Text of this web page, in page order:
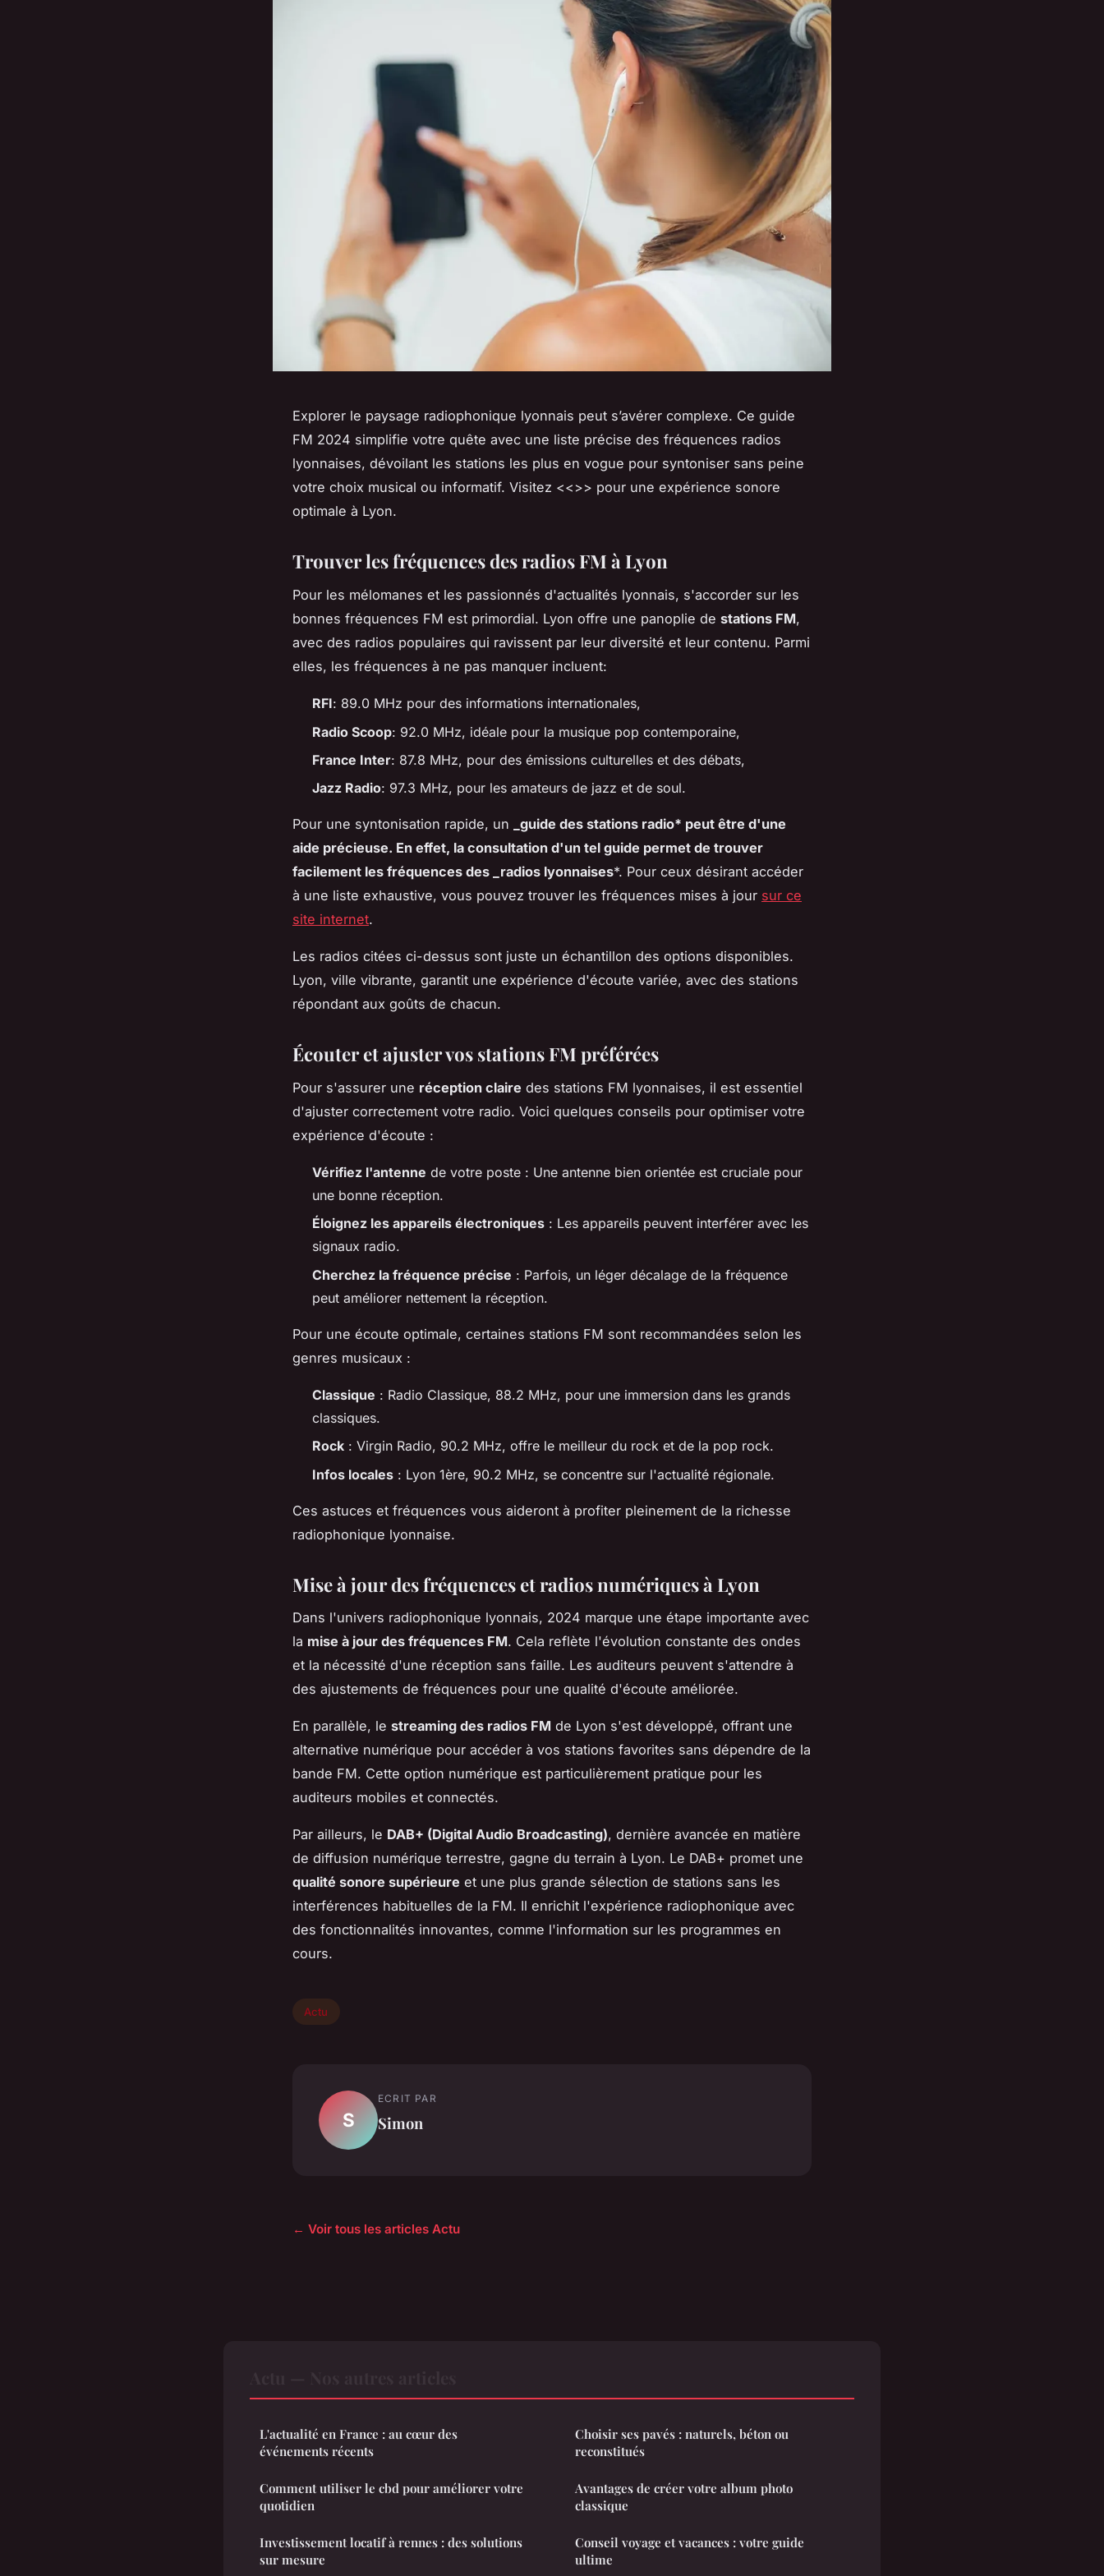
Explorer le paysage radiophonique lyonnais peut s’avérer complexe. Ce guide
FM 2024 simplifie votre quête avec une liste précise des fréquences radios
lyonnaises, dévoilant les stations les plus en vogue pour syntoniser sans peine
votre choix musical ou informatif. Visitez <<>> pour une expérience sonore
optimale à Lyon.
Trouver les fréquences des radios FM à Lyon
Pour les mélomanes et les passionnés d'actualités lyonnais, s'accorder sur les
bonnes fréquences FM est primordial. Lyon offre une panoplie de stations FM,
avec des radios populaires qui ravissent par leur diversité et leur contenu. Parmi
elles, les fréquences à ne pas manquer incluent:
RFI: 89.0 MHz pour des informations internationales,
Radio Scoop: 92.0 MHz, idéale pour la musique pop contemporaine,
France Inter: 87.8 MHz, pour des émissions culturelles et des débats,
Jazz Radio: 97.3 MHz, pour les amateurs de jazz et de soul.
Pour une syntonisation rapide, un
_guide des stations radio* peut être d'une
aide précieuse. En effet, la consultation d'un tel guide permet de trouver
facilement les fréquences des _radios lyonnaises*. Pour ceux désirant accéder
à une liste exhaustive, vous pouvez trouver les fréquences mises à jour sur ce
site internet.
Les radios citées ci-dessus sont juste un échantillon des options disponibles.
Lyon, ville vibrante, garantit une expérience d'écoute variée, avec des stations
répondant aux goûts de chacun.
Écouter et ajuster vos stations FM préférées
Pour s'assurer une réception claire des stations FM lyonnaises, il est essentiel
d'ajuster correctement votre radio. Voici quelques conseils pour optimiser votre
expérience d'écoute :
Vérifiez l'antenne de votre poste : Une antenne bien orientée est cruciale pour
une bonne réception.
Éloignez les appareils électroniques : Les appareils peuvent interférer avec les
signaux radio.
Cherchez la fréquence précise : Parfois, un léger décalage de la fréquence
peut améliorer nettement la réception.
Pour une écoute optimale, certaines stations FM sont recommandées selon les
genres musicaux :
Classique : Radio Classique, 88.2 MHz, pour une immersion dans les grands
classiques.
Rock : Virgin Radio, 90.2 MHz, offre le meilleur du rock et de la pop rock.
Infos locales : Lyon 1ère, 90.2 MHz, se concentre sur l'actualité régionale.
Ces astuces et fréquences vous aideront à profiter pleinement de la richesse
radiophonique lyonnaise.
Mise à jour des fréquences et radios numériques à Lyon
Dans l'univers radiophonique lyonnais, 2024 marque une étape importante avec
la mise à jour des fréquences FM. Cela reflète l'évolution constante des ondes
et la nécessité d'une réception sans faille. Les auditeurs peuvent s'attendre à
des ajustements de fréquences pour une qualité d'écoute améliorée.
En parallèle, le streaming des radios FM de Lyon s'est développé, offrant une
alternative numérique pour accéder à vos stations favorites sans dépendre de la
bande FM. Cette option numérique est particulièrement pratique pour les
auditeurs mobiles et connectés.
Par ailleurs, le DAB+ (Digital Audio Broadcasting), dernière avancée en matière
de diffusion numérique terrestre, gagne du terrain à Lyon. Le DAB+ promet une
qualité sonore supérieure et une plus grande sélection de stations sans les
interférences habituelles de la FM. Il enrichit l'expérience radiophonique avec
des fonctionnalités innovantes, comme l'information sur les programmes en
cours.
Actu
S
ECRIT PAR
Simon
← Voir tous les articles Actu
L'actualité en France : au cœur des
événements récents
Comment utiliser le cbd pour améliorer votre
quotidien
Investissement locatif à rennes : des solutions
sur mesure
Choisir ses pavés : naturels, béton ou
reconstitués
Avantages de créer votre album photo
classique
Conseil voyage et vacances : votre guide
ultime